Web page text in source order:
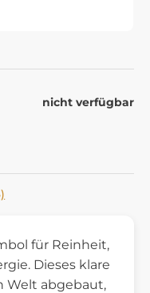
nicht verfügbar
für Reinheit,
Dieses klare
Welt abgebaut,